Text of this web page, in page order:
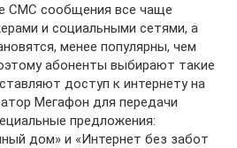
СМС сообщения все чаще
и социальными сетями, а
менее популярны, чем
абоненты выбирают такие
доступ к интернету на
Мегафон для передачи
предложения:
дом» и «Интернет без забот